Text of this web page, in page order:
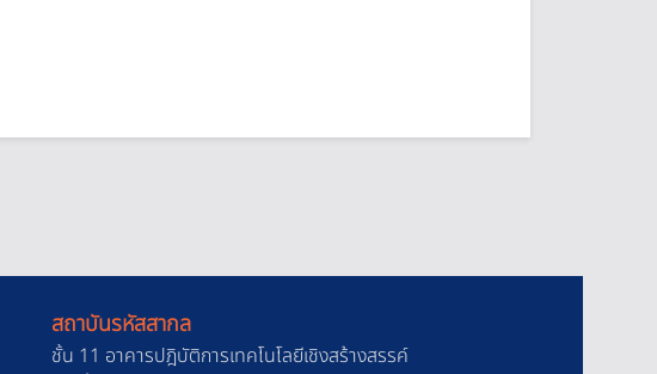
สถาบันรหัสสากล
ชั้น 11 อาคารปฎิบัติการเทคโนโลยีเชิงสร้างสรรค์